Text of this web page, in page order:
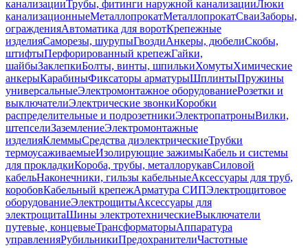
канализацииТрубы, фитинги наружной канализацииЛюки
канализационныеМеталлопрокатМеталлопрокатСваиЗаборы,
огражденияАвтоматика для воротКрепежные
изделияСаморезы, шурупыГвоздиАнкеры, дюбелиСкобы,
штифтыПерфорированный крепежГайки,
шайбыЗаклепкиБолты, винты, шпилькиХомутыХимические
анкерыКарабиныФиксаторы арматурыШплинтыПружины
универсальныеЭлектромонтажное оборудованиеРозетки и
выключателиЭлектрические звонкиКоробки
распределительные и подрозетникиЭлектропатроныВилки,
штепселиЗаземлениеЭлектромонтажные
изделияКлеммыСредства диэлектрическиеТрубки
термоусаживаемыеИзолирующие зажимыКабель и системы
для прокладкиКороба, трубы, металлорукавСиловой
кабельНаконечники, гильзы кабельныеАксессуары для труб,
коробовКабельный крепежАрматура СИПЭлектрощитовое
оборудованиеЭлектрощитыАксессуары для
электрощитаШины электротехническиеВыключатели
путевые, концевыеТрансформаторыАппаратура
управленияРубильникиПредохранителиЧастотные